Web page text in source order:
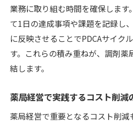
業務に取り組む時間を確保します
て1日の達成事項や課題を記録し
に反映させることでPDCAサイク
す。これらの積み重ねが、調剤薬
結します。
薬局経営で実践するコスト削減
薬局経営で重要となるコスト削減